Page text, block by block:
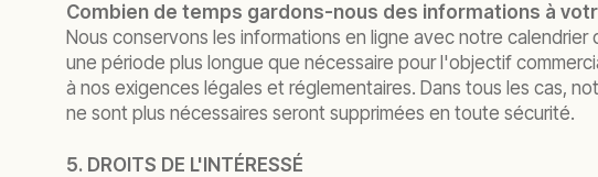
Combien de temps gardons-nous des informations à
Nous conservons les informations en ligne avec notre
une période plus longue que nécessaire pour l'objectif
à nos exigences légales et réglementaires. Dans tous les cas,
ne sont plus nécessaires seront supprimées en toute sécurité.
5. DROITS DE L'INTÉRESSÉ